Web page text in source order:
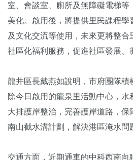
室、會談室、廁所及無障礙電梯等
美化。啟用後，將提供里民課程學
及文化交流等使用，未來更將整
社區化福利服務，促進社區發展、
龍井區長戴燕如說明，市府團隊積
除今日啟用的龍泉里活動中心，
大排護岸整治，完善護岸道路，保
南山截水溝計劃，解決港區淹水問
交通方面，近期通車的中科西南向